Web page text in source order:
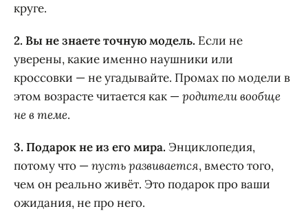
круге.
2. Вы не знаете точную модель. Если не
уверены, какие именно наушники или
кроссовки — не угадывайте. Промах по модели в
этом возрасте читается как —родители вообще
не в теме.
3. Подарок не из его мира. Энциклопедия,
потому что —пусть развивается, вместо того,
чем он реально живёт. Это подарок про ваши
ожидания, не про него.